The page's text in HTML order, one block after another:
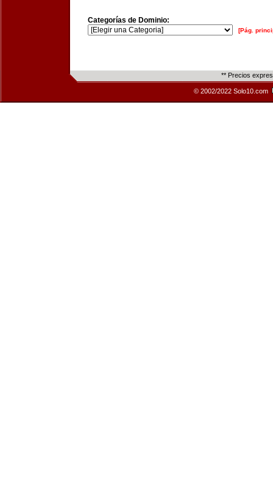
Categorías de Dominio:
[Pág.
** Precios
© 2002/2022 Solo10.com